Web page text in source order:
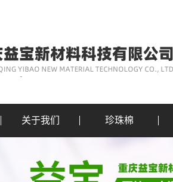
关于我们 珍珠棉